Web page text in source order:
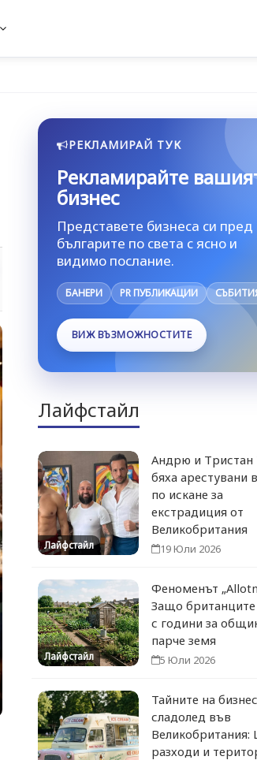
РЕКЛАМИРАЙ ТУК
Рекламирайте
бизнес
Представете бизнеса си пред
българите по света с ясно и
видимо послание.
БАНЕРИ PR ПУБЛИКАЦИИ
ВИЖ ВЪЗМОЖНОСТИТЕ
Лайфстайл
Лайфстайл
Андрю и Тристан
бяха арестувани
по искане за
екстрадиция от
Великобритания
19 Юли 2026
Лайфстайл
Феноменът
Защо британците
с години за
парче земя
5 Юли 2026
Тайните на
сладолед във
Великобритания:
разходи и